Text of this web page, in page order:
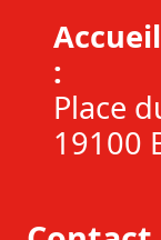
:
Place
19100